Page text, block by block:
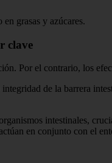
grasas y azúcares.
clave
Por el contrario, los
de la barrera
intestinales,
en conjunto con el